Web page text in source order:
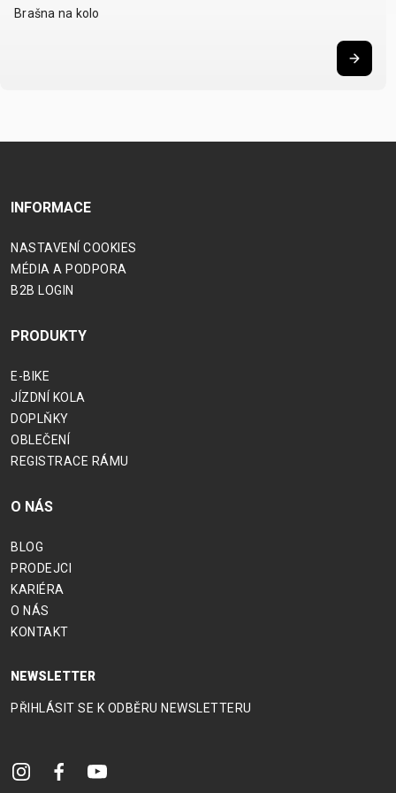
Brašna na kolo
INFORMACE
NASTAVENÍ COOKIES
MÉDIA A PODPORA
B2B LOGIN
PRODUKTY
E-BIKE
JÍZDNÍ KOLA
DOPLŇKY
OBLEČENÍ
REGISTRACE RÁMU
O NÁS
BLOG
PRODEJCI
KARIÉRA
O NÁS
KONTAKT
NEWSLETTER
PŘIHLÁSIT SE K ODBĚRU NEWSLETTERU